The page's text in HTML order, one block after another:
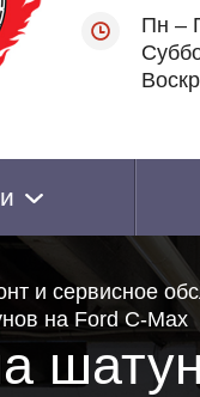
Пн –
и сервисное
на Ford C-Max